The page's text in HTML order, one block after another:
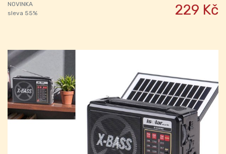
NOVINKA
sleva 55%
229 Kč